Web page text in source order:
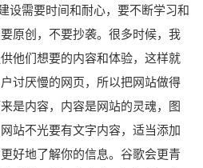
设需要时间和耐心，要不断学习和
原创，不要抄袭。很多时候，我
他们想要的内容和体验，这样就
讨厌慢的网页，所以把网站做得
是内容，内容是网站的灵魂，图
站不光要有文字内容，适当添加
好地了解你的信息。谷歌会更青